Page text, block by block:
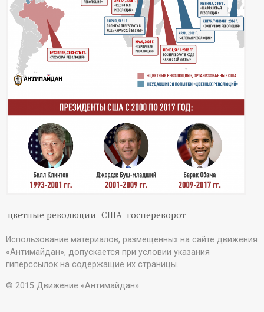
цветные революции США госпереворот
Использование материалов, размещенных на сайте движения
«Антимайдан», допускается при условии указания
гиперссылок на содержащие их страницы.
© 2015 Движение «Антимайдан»